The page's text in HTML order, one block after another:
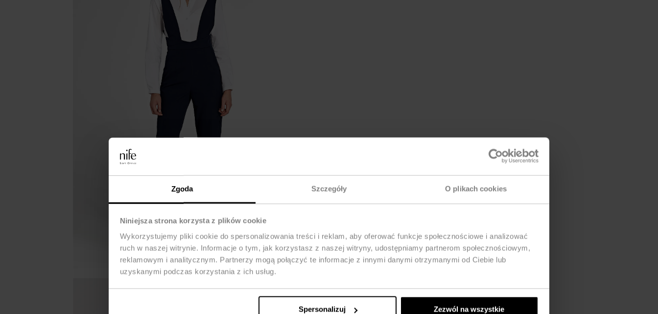
Zgoda Szczegóły O plikach cookies
Niniejsza strona korzysta z plików cookie
Wykorzystujemy pliki cookie do spersonalizowania treści i reklam, aby oferować funkcje społecznościowe i analizować
ruch w naszej witrynie. Informacje o tym, jak korzystasz z naszej witryny, udostępniamy partnerom społecznościowym,
reklamowym i analitycznym. Partnerzy mogą połączyć te informacje z innymi danymi otrzymanymi od Ciebie lub
uzyskanymi podczas korzystania z ich usług.
Spersonalizuj Zezwól na wszystkie